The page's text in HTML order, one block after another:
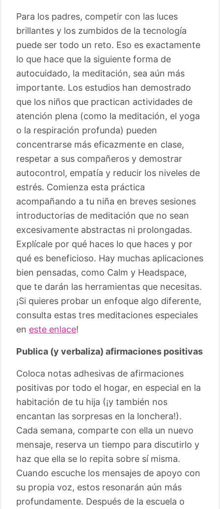
Para los padres, competir con las luces
brillantes y los zumbidos de la tecnología
puede ser todo un reto. Eso es exactamente
lo que hace que la siguiente forma de
autocuidado, la meditación, sea aún más
importante. Los estudios han demostrado
que los niños que practican actividades de
atención plena (como la meditación, el yoga
o la respiración profunda) pueden
concentrarse más eficazmente en clase,
respetar a sus compañeros y demostrar
autocontrol, empatía y reducir los niveles de
estrés. Comienza esta práctica
acompañando a tu niña en breves sesiones
introductorias de meditación que no sean
excesivamente abstractas ni prolongadas.
Explícale por qué haces lo que haces y por
qué es beneficioso. Hay muchas aplicaciones
bien pensadas, como Calm y Headspace,
que te darán las herramientas que necesitas.
¡Si quieres probar un enfoque algo diferente,
consulta estas tres meditaciones especiales
en este enlace!
Publica (y verbaliza) afirmaciones positivas
Coloca notas adhesivas de afirmaciones
positivas por todo el hogar, en especial en la
habitación de tu hija (¡y también nos
encantan las sorpresas en la lonchera!).
Cada semana, comparte con ella un nuevo
mensaje, reserva un tiempo para discutirlo y
haz que ella se lo repita sobre sí misma.
Cuando escuche los mensajes de apoyo con
su propia voz, estos resonarán aún más
profundamente. Después de la escuela o